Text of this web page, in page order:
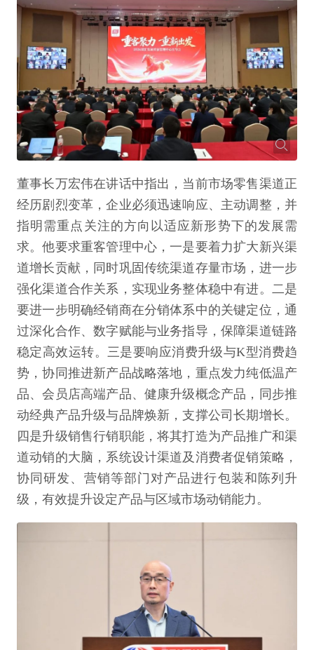
董事长万宏伟在讲话中指出，当前市场零售渠道正
经历剧烈变革，企业必须迅速响应、主动调整，并
指明需重点关注的方向以适应新形势下的发展需
求。他要求重客管理中心，一是要着力扩大新兴渠
道增长贡献，同时巩固传统渠道存量市场，进一步
强化渠道合作关系，实现业务整体稳中有进。二是
要进一步明确经销商在分销体系中的关键定位，通
过深化合作、数字赋能与业务指导，保障渠道链路
稳定高效运转。三是要响应消费升级与K型消费趋
势，协同推进新产品战略落地，重点发力纯低温产
品、会员店高端产品、健康升级概念产品，同步推
动经典产品升级与品牌焕新，支撑公司长期增长。
四是升级销售行销职能，将其打造为产品推广和渠
道动销的大脑，系统设计渠道及消费者促销策略，
协同研发、营销等部门对产品进行包装和陈列升
级，有效提升设定产品与区域市场动销能力。